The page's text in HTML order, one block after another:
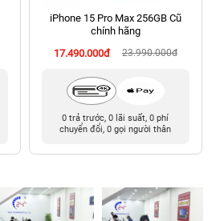
iPhone 15 Pro Max 256GB Cũ
chính hãng
17.490.000đ
23.990.000đ
0 trả trước, 0 lãi suất, 0 phí
chuyển đổi, 0 gọi người thân